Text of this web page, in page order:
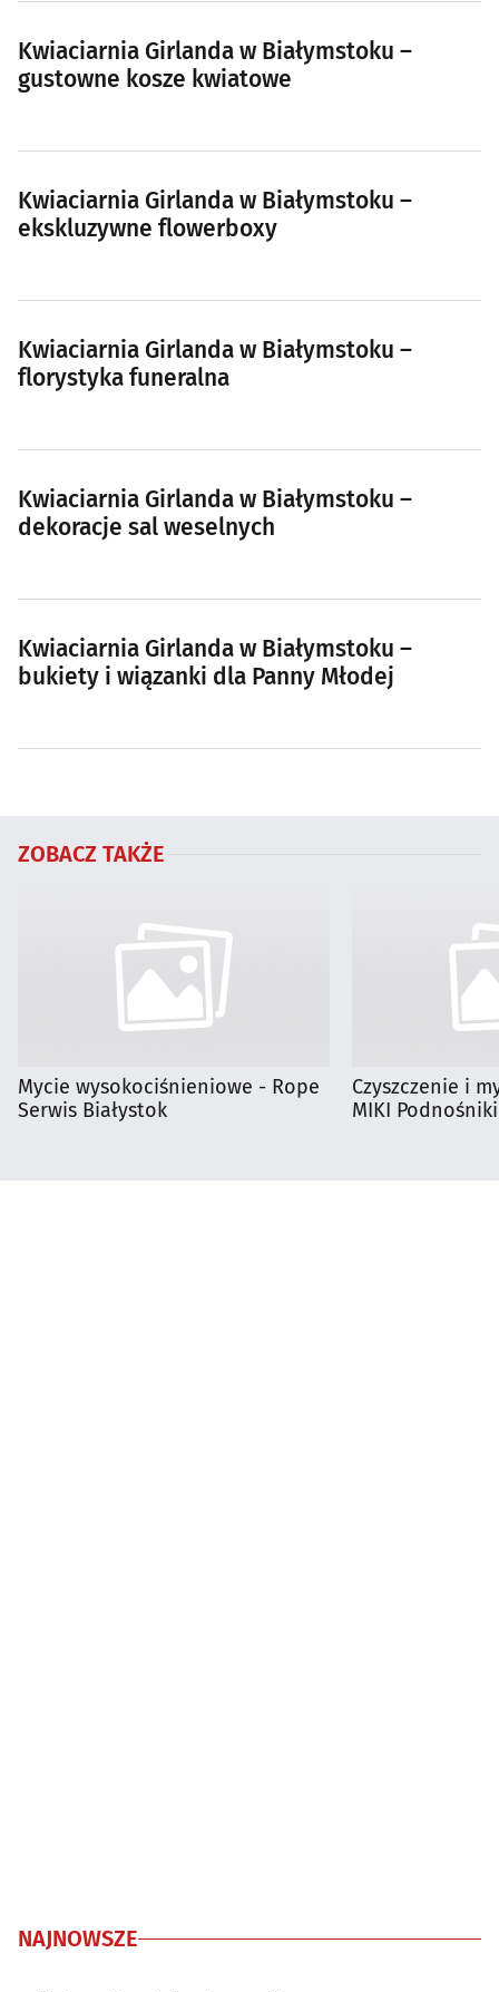
Kwiaciarnia Girlanda w Białymstoku –
gustowne kosze kwiatowe
Kwiaciarnia Girlanda w Białymstoku –
ekskluzywne flowerboxy
Kwiaciarnia Girlanda w Białymstoku –
florystyka funeralna
Kwiaciarnia Girlanda w Białymstoku –
dekoracje sal weselnych
Kwiaciarnia Girlanda w Białymstoku –
bukiety i wiązanki dla Panny Młodej
ZOBACZ TAKŻE
Mycie wysokociśnieniowe - Rope
Serwis Białystok
Czyszczenie i
MIKI Podnośniki
NAJNOWSZE